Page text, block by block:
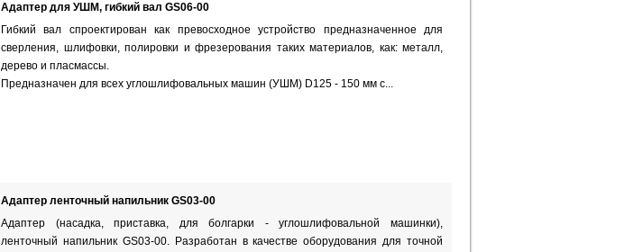
Адаптер для УШМ, гибкий вал GS06-00
Гибкий вал спроектирован как превосходное устройство предназначенное для
сверления, шлифовки, полировки и фрезерования таких материалов, как: металл,
дерево и пласмассы.
Предназначен для всех углошлифовальных машин (УШМ) D125 - 150 мм с...
Адаптер ленточный напильник GS03-00
Адаптер (насадка, приставка, для болгарки - углошлифовальной машинки),
ленточный напильник GS03-00. Разработан в качестве оборудования для точной